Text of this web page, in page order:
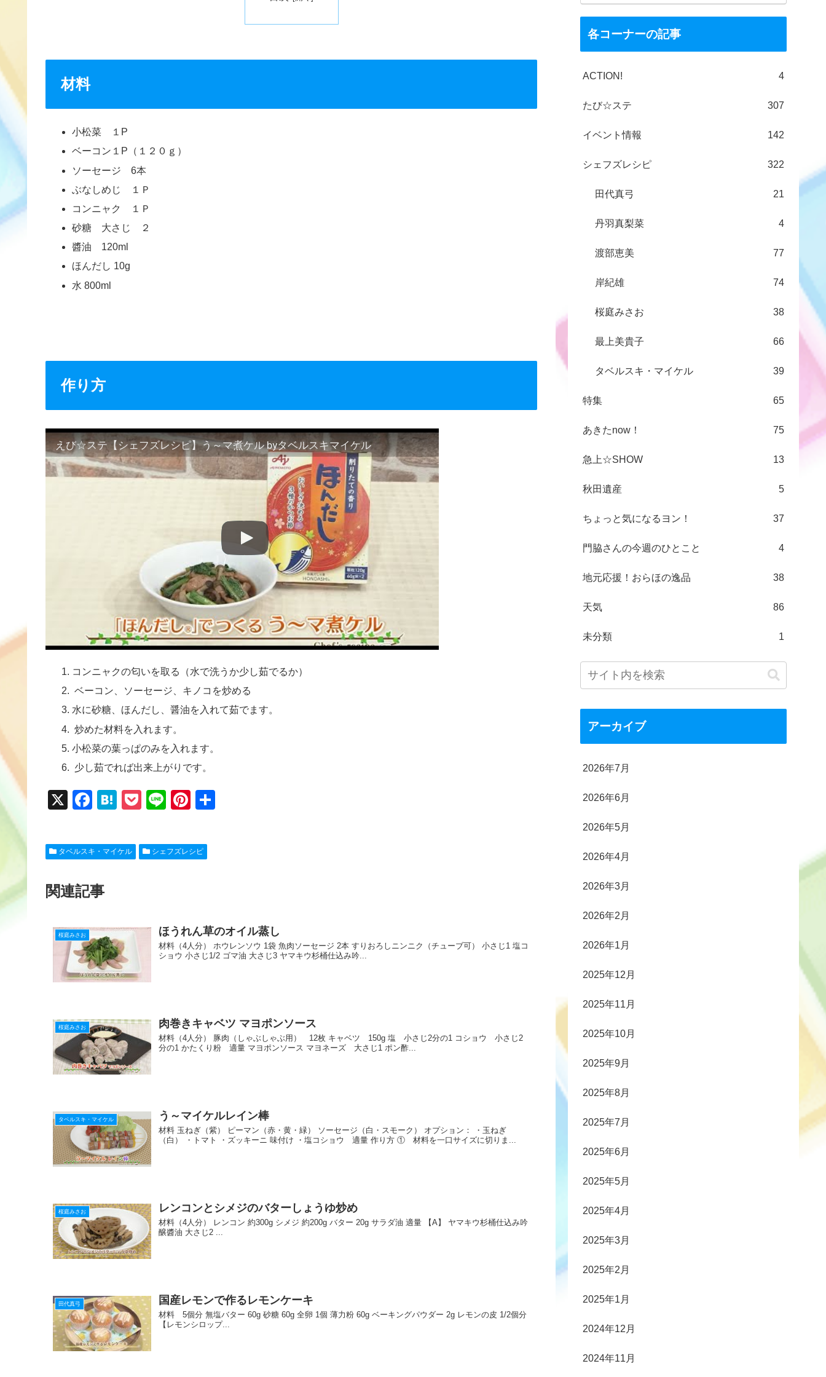
材料
小松菜 １P
ベーコン１P（１２０ｇ）
ソーセージ 6本
ぶなしめじ １Ｐ
コンニャク １Ｐ
砂糖 大さじ ２
醬油 120ml
ほんだし 10g
水 800ml
作り方
えび☆ステ【シェフズレシピ】う～マ煮ケル byタベルスキマイケル
コンニャクの匂いを取る（水で洗うか少し茹でるか）
ベーコン、ソーセージ、キノコを炒める
水に砂糖、ほんだし、醤油を入れて茹でます。
炒めた材料を入れます。
小松菜の葉っぱのみを入れます。
少し茹でれば出来上がりです。
X
F
c
e
b
o
k
H
e
n
P
ck
et
Li
e
Pi
er
e
タベルスキ・マイケル シェフズレシピ
関連記事
桜庭みさお ほうれん草のオイル蒸し
材料（4人分） ホウレンソウ 1袋 魚肉ソーセージ 2本 すりおろしニンニク（チューブ可） 小さじ1 塩コ
ショウ 小さじ1/2 ゴマ油 大さじ3 ヤマキウ杉桶仕込み吟...
桜庭みさお 肉巻きキャベツ マヨポンソース
材料（4人分） 豚肉（しゃぶしゃぶ用） 12枚 キャベツ 150g 塩 小さじ2分の1 コショウ 小さじ2
分の1 かたくり粉 適量 マヨポンソース マヨネーズ 大さじ1 ポン酢...
タベルスキ・マイケル う～マイケルレイン棒
材料 玉ねぎ（紫） ピーマン（赤・黄・緑） ソーセージ（白・スモーク） オプション： ・玉ねぎ
（白） ・トマト ・ズッキーニ 味付け ・塩コショウ 適量 作り方 ① 材料を一口サイズに切りま...
桜庭みさお レンコンとシメジのバターしょうゆ炒め
材料（4人分） レンコン 約300g シメジ 約200g バター 20g サラダ油 適量 【A】 ヤマキウ杉桶仕込み吟
醸醬油 大さじ2 ...
田代真弓 国産レモンで作るレモンケーキ
材料 5個分 無塩バター 60g 砂糖 60g 全卵 1個 薄力粉 60g ベーキングパウダー 2g レモンの皮 1/2個分
【レモンシロップ...
各コーナーの記事
ACTION! 4
たび☆ステ 307
イベント情報 142
シェフズレシピ 322
田代真弓 21
丹羽真梨菜 4
渡部恵美 77
岸紀雄 74
桜庭みさお 38
最上美貴子 66
タベルスキ・マイケル 39
特集 65
あきたnow！ 75
急上☆SHOW 13
秋田遺産 5
ちょっと気になるヨン！ 37
門脇さんの今週のひとこと 4
地元応援！おらほの逸品 38
天気 86
未分類 1
アーカイブ
2026年7月
2026年6月
2026年5月
2026年4月
2026年3月
2026年2月
2026年1月
2025年12月
2025年11月
2025年10月
2025年9月
2025年8月
2025年7月
2025年6月
2025年5月
2025年4月
2025年3月
2025年2月
2025年1月
2024年12月
2024年11月